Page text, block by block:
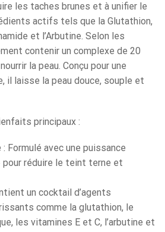
les taches brunes et à unifier le
actifs tels que la Glutathion,
et l’Arbutine. Selon les
contenir un complexe de 20
la peau. Conçu pour une
il laisse la peau douce, souple et
principaux :
Formulé avec une puissance
pour réduire le teint terne et
un cocktail d’agents
comme la glutathion, le
les vitamines E et C, l’arbutine et